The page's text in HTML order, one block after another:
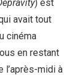
) est
avait tout
cinéma
en restant
l’après-midi à